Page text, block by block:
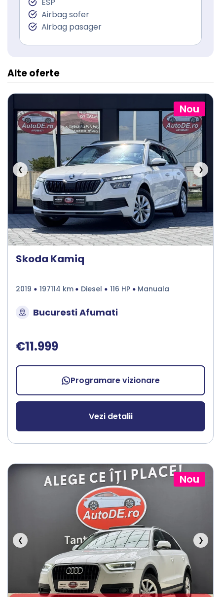
Airbag sofer
Airbag pasager
Alte oferte
Nou
❮ ❯
Skoda Kamiq
2019 197114 km Diesel 116 HP Manuala
Bucuresti Afumati
€11.999
Programare vizionare
Vezi detalii
Nou
❮ ❯